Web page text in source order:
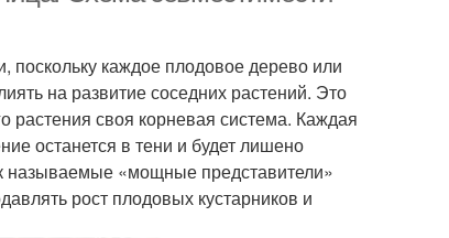
поскольку каждое плодовое дерево или
на развитие соседних растений. Это
растения своя корневая система. Каждая
останется в тени и будет лишено
называемые «мощные представители»
рост плодовых кустарников и